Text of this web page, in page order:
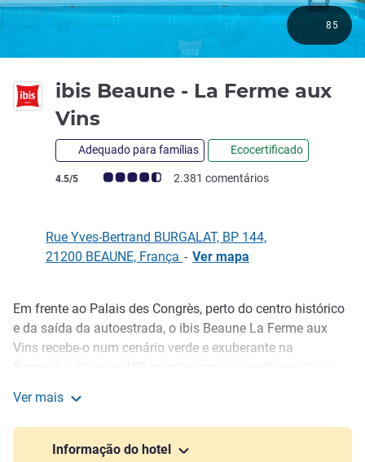
ibis Beaune - La Ferme aux
Vins
Adequado para famílias Ecocertificado
Nota clientes Avis (Classificação ALL)
4.5/5 2.381 comentários
85
Rue Yves-Bertrand BURGALAT, BP 144,
21200 BEAUNE, França - Ver mapa
Descrição
Em frente ao Palais des Congrès, perto do centro histórico
e da saída da autoestrada, o ibis Beaune La Ferme aux
Vins recebe-o num cenário verde e exuberante na
tornam-no ideal para viajantes em trabalho e lazer. O
restaurante oferece cozinha borgonhesa e uma excelente
seleção de vinhos. O hotel dispõe ainda de 3 salas de
Ver mais
Informação do hotel